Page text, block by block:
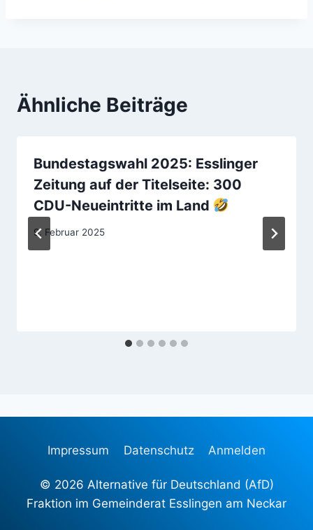
Ähnliche Beiträge
Bundestagswahl 2025: Esslinger
Zeitung auf der Titelseite: 300
CDU-Neueintritte im Land
9. Februar 2025
Impressum Datenschutz Anmelden
© 2026 Alternative für Deutschland (AfD)
Fraktion im Gemeinderat Esslingen am Neckar